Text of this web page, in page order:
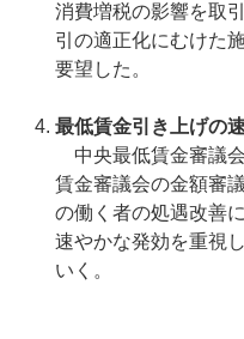
消費増税の影響を取
引の適正化にむけた
要望した。
最低賃金引き上げの
中央最低賃金審議
賃金審議会の金額審
の働く者の処遇改善
速やかな発効を重視
いく。